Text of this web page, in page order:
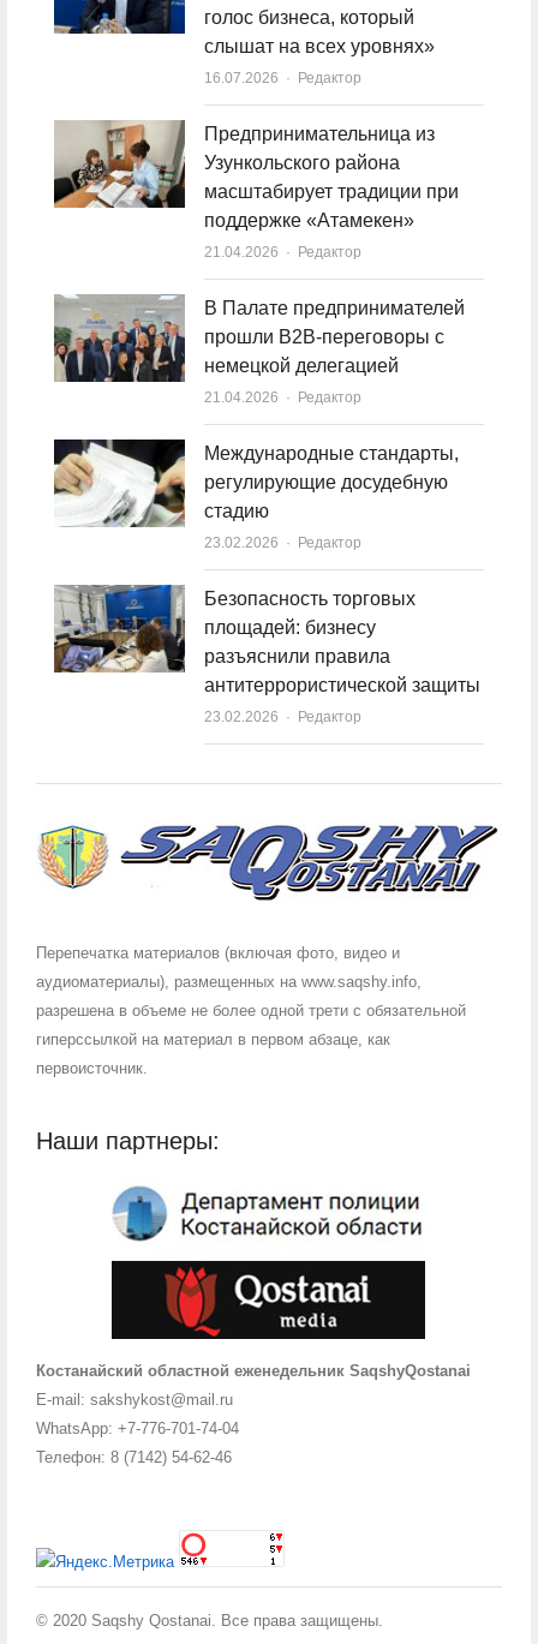
голос бизнеса, который
слышат на всех уровнях»
16.07.2026 Author
Редактор
Предпринимательница из
Узункольского района
масштабирует традиции при
поддержке «Атамекен»
21.04.2026 Author
Редактор
В Палате предпринимателей
прошли B2B-переговоры с
немецкой делегацией
21.04.2026 Author
Редактор
Международные стандарты,
регулирующие досудебную
стадию
23.02.2026 Author
Редактор
Безопасность торговых
площадей: бизнесу
разъяснили правила
антитеррористической защиты
23.02.2026 Author
Редактор
Перепечатка материалов (включая фото, видео и
аудиоматериалы), размещенных на www.saqshy.info,
разрешена в объеме не более одной трети с обязательной
гиперссылкой на материал в первом абзаце, как
первоисточник.
Наши партнеры:
Костанайский областной еженедельник SaqshyQostanai
E-mail: sakshykost@mail.ru
WhatsApp: +7-776-701-74-04
Телефон: 8 (7142) 54-62-46
© 2020 Saqshy Qostanai. Все права защищены.